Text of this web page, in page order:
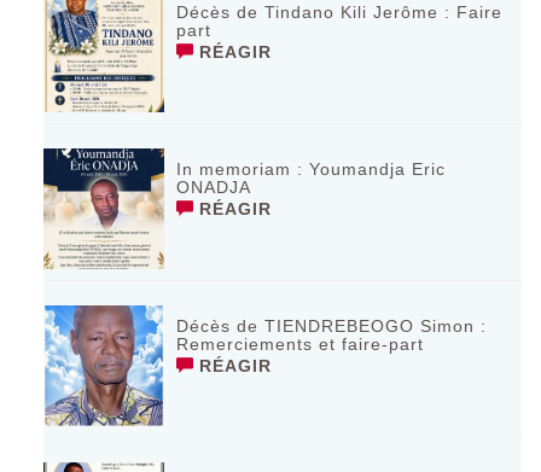
Décès de Tindano Kili Jerôme : Faire
part
RÉAGIR
In memoriam : Youmandja Eric
ONADJA
RÉAGIR
Décès de TIENDREBEOGO Simon :
Remerciements et faire-part
RÉAGIR